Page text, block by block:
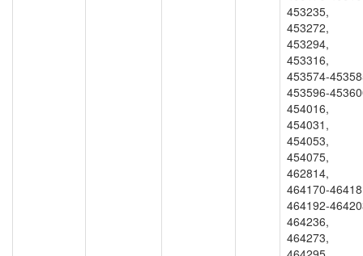
453235,
453272,
453294,
453316,
453574-
453596-
454016,
454031,
454053,
454075,
462814,
464170-
464192-
464236,
464273,